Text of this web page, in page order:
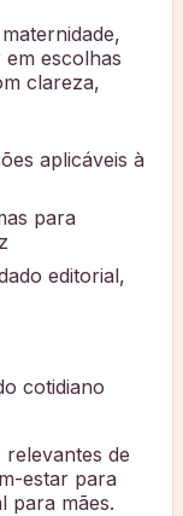
escolhas
clareza,
aplicáveis à
para
editorial,
cotidiano
relevantes de
estar para
para mães.